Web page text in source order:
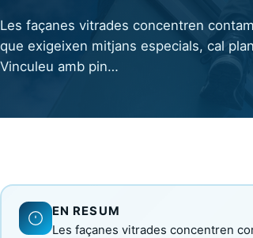
Les façanes vitrades concentren
que exigeixen mitjans especials, cal
Vinculeu amb pin…
EN RESUM
Les façanes vitrades concentren